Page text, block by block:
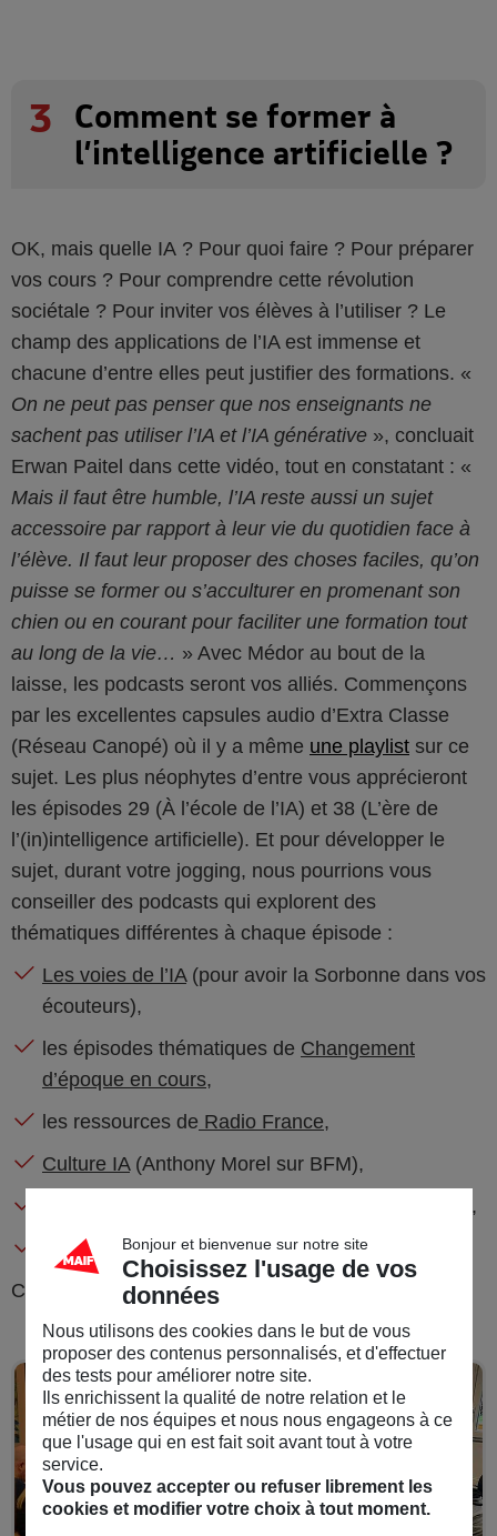
3
Comment se former à
l’intelligence artificielle ?
OK, mais quelle IA ? Pour quoi faire ? Pour préparer
vos cours ? Pour comprendre cette révolution
sociétale ? Pour inviter vos élèves à l’utiliser ? Le
champ des applications de l’IA est immense et
chacune d’entre elles peut justifier des formations.
On ne peut pas penser que nos enseignants ne
sachent pas utiliser l’IA et l’IA générative
, concluait
Erwan Paitel dans cette vidéo, tout en constatant :
Mais il faut être humble, l’IA reste aussi un sujet
accessoire par rapport à leur vie du quotidien face à
l’élève. Il faut leur proposer des choses faciles, qu’on
puisse se former ou s’acculturer en promenant son
chien ou en courant pour faciliter une formation tout
au long de la vie…
Avec Médor au bout de la
laisse, les podcasts seront vos alliés. Commençons
par les excellentes capsules audio d’Extra Classe
(Réseau Canopé) où il y a même une playlist sur ce
sujet. Les plus néophytes d’entre vous apprécieront
les épisodes 29 (À l’école de l’IA) et 38 (L’ère de
l’(in)intelligence artificielle). Et pour développer le
sujet, durant votre jogging, nous pourrions vous
conseiller des podcasts qui explorent des
thématiques différentes à chaque épisode :
Les voies de l’IA(pour avoir la Sorbonne dans vos
écouteurs),
les épisodes thématiques de Changement
d’époque en cours,
les ressources de Radio France,
Culture IA(Anthony Morel sur BFM),
(Dauphine aussi dans votre casque),
es trois saisons de Data Driven 101.
Comptez plusieurs marathons pour tout écouter !
Bonjour et bienvenue sur notre site
Choisissez l'usage de vos
données
Nous utilisons des cookies dans le but de vous
proposer des contenus personnalisés, et d'effectuer
des tests pour améliorer notre site.
Ils enrichissent la qualité de notre relation et le
métier de nos équipes et nous nous engageons à ce
que l'usage qui en est fait soit avant tout à votre
service.
Vous pouvez accepter ou refuser librement les
cookies et modifier votre choix à tout moment.